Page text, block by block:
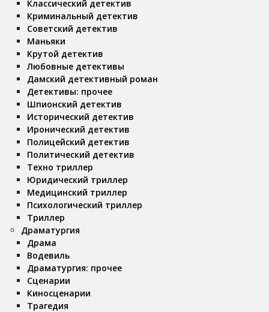
Классический детектив
Криминальный детектив
Советский детектив
Маньяки
Крутой детектив
Любовные детективы
Дамский детективный роман
Детективы: прочее
Шпионский детектив
Исторический детектив
Иронический детектив
Полицейский детектив
Политический детектив
Техно триллер
Юридический триллер
Медицинский триллер
Психологический триллер
Триллер
Драматургия
Драма
Водевиль
Драматургия: прочее
Сценарии
Киносценарии
Трагедия